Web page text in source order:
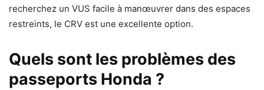
recherchez un VUS facile à manœuvrer dans des espaces
restreints, le CRV est une excellente option.
Quels sont les problèmes des
passeports Honda ?